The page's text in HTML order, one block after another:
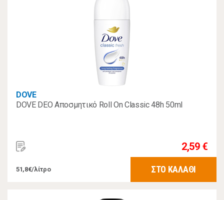
DOVE
DOVE DEO Αποσμητικό Roll On Classic 48h 50ml
2,59 €
51,8€/λίτρο ΣΤΟ ΚΑΛΑΘΙ